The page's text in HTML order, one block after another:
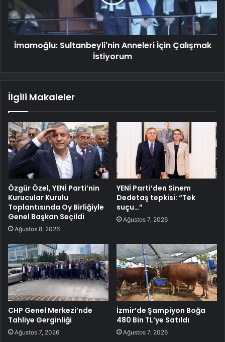
İmamoğlu: Sultanbeyli'nin Anneleri İçin Çalışmak
İstiyorum
İlgili Makaleler
Özgür Özel, YENİ Parti’nin
Kurucular Kurulu
Toplantısında Oy Birliğiyle
Genel Başkan Seçildi
Ağustos 8, 2026
YENİ Parti’den Sinem
Dedetaş tepkisi: “Tek
suçu…”
Ağustos 7, 2026
CHP Genel Merkezi’nde
Tahliye Gerginliği
Ağustos 7, 2026
İzmir’de Şampiyon Boğa
480 Bin TL’ye Satıldı
Ağustos 7, 2026